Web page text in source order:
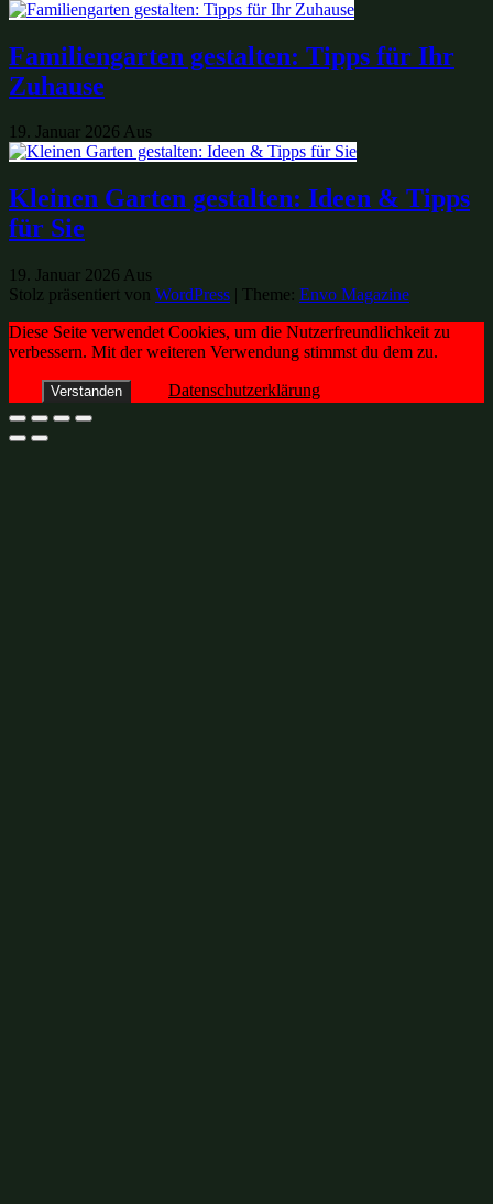
Familiengarten gestalten: Tipps für Ihr
Zuhause
19. Januar 2026 Aus
Kleinen Garten gestalten: Ideen & Tipps
für Sie
19. Januar 2026 Aus
Stolz präsentiert von WordPress | Theme: Envo Magazine
Diese Seite verwendet Cookies, um die Nutzerfreundlichkeit zu
verbessern. Mit der weiteren Verwendung stimmst du dem zu.
Verstanden Datenschutzerklärung